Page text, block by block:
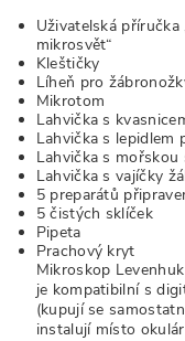
Uživatelská
mikrosvět“
Kleštičky
Líheň pro
Mikrotom
Lahvička s
Lahvička s lepidlem
Lahvička s mořskou
Lahvička s vajíčky
5 preparátů
5 čistých sklíček
Pipeta
Prachový kryt
Mikroskop
je kompatibilní s
(kupují se
instalují místo